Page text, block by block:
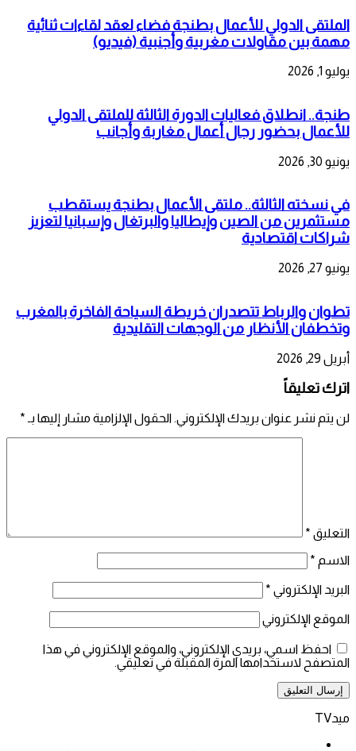
الملتقى الدولي للأعمال بطنجة فضاء لعقد لقاءات ثنائية
مهمة بين مقاولات مغربية وأجنبية (فيديو)
يوليو 1, 2026
طنجة.. انطلاق فعاليات الدورة الثالثة للملتقى الدولي
للأعمال بحضور رجال أعمال مغاربة وأجانب
يونيو 30, 2026
في نسخته الثالثة.. ملتقى الأعمال بطنجة يستقطب
مستثمرين من الصين وإيطاليا والبرتغال وإسبانيا لتعزيز
شراكات اقتصادية
يونيو 27, 2026
تطوان والرباط تتصدران خريطة السياحة الفاخرة بالمغرب
وتخطفان الأنظار من الوجهات التقليدية
أبريل 29, 2026
اترك تعليقاً
لن يتم نشر عنوان بريدك الإلكتروني. الحقول الإلزامية مشار إليها بـ *
التعليق *
الاسم *
البريد الإلكتروني *
الموقع الإلكتروني
احفظ اسمي، بريدي الإلكتروني، والموقع الإلكتروني في هذا
المتصفح لاستخدامها المرة المقبلة في تعليقي.
ميدTV